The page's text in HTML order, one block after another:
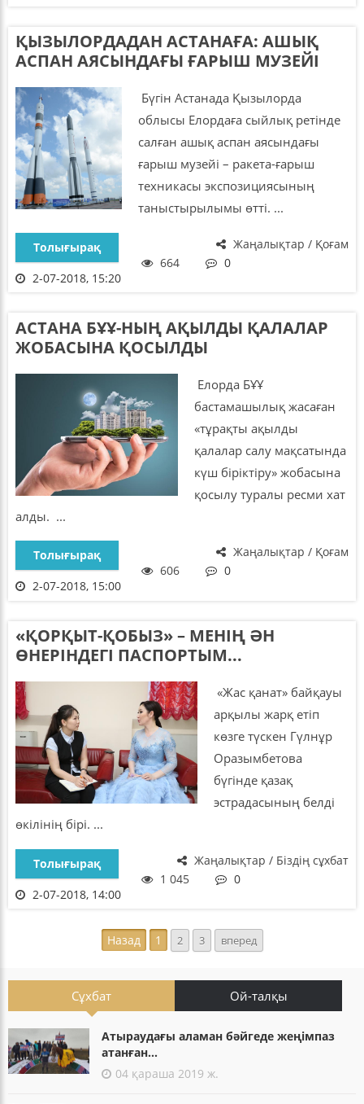
ҚЫЗЫЛОРДАДАН АСТАНАҒА: АШЫҚ
АСПАН АЯСЫНДАҒЫ ҒАРЫШ МУЗЕЙІ
Бүгін Астанада Қызылорда
облысы Елордаға сыйлық ретінде
салған ашық аспан аясындағы
ғарыш музейі – ракета-ғарыш
техникасы экспозициясының
таныстырылымы өтті. ...
Жаңалықтар / Қоғам
Толығырақ
664
0
2-07-2018, 15:20
АСТАНА БҰҰ-НЫҢ АҚЫЛДЫ ҚАЛАЛАР
ЖОБАСЫНА ҚОСЫЛДЫ
Елорда БҰҰ
бастамашылық жасаған
«тұрақты ақылды
қалалар салу мақсатында
күш біріктіру» жобасына
қосылу туралы ресми хат
алды. ...
Жаңалықтар / Қоғам
Толығырақ
606
0
2-07-2018, 15:00
«ҚОРҚЫТ-ҚОБЫЗ» – МЕНІҢ ӘН
ӨНЕРІНДЕГІ ПАСПОРТЫМ...
«Жас қанат» байқауы
арқылы жарқ етіп
көзге түскен Гүлнұр
Оразымбетова
бүгінде қазақ
эстрадасының белді
өкілінің бірі. ...
Жаңалықтар / Біздің сұхбат
Толығырақ
1 045
0
2-07-2018, 14:00
Назад 1 2 3 вперед
Сұхбат Ой-талқы
Атыраудағы аламан бәйгеде жеңімпаз
атанған...
04 қараша 2019 ж.